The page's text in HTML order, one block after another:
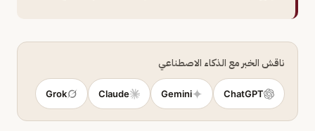
ناقش الخبر مع الذكاء الاصطناعي
ChatGPT
Gemini
Claude
Grok